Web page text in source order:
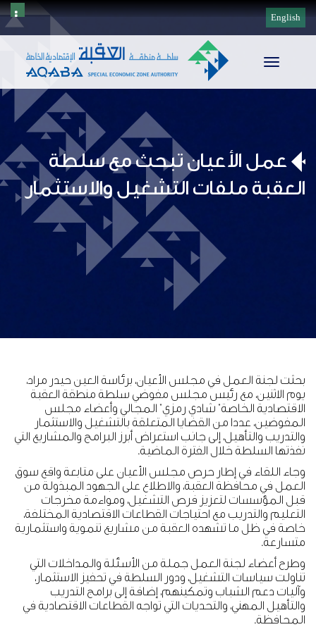
English
Toggle
عمل الأعيان تبحث مع سلطة
العقبة ملفات التشغيل والاستثمار
بحثت لجنة العمل في مجلس الأعيان، برئاسة العين حيدر مراد،
يوم الاثنين، مع رئيس مجلس مفوضي سلطة منطقة العقبة
الاقتصادية الخاصة" شادي رمزي" المجالي وأعضاء مجلس
المفوضين، عددا من القضايا المتعلقة بالتشغيل والاستثمار
والتدريب والتأهيل، إلى جانب استعراض أبرز البرامج والمشاريع التي
نفذتها السلطة خلال الفترة الماضية.
وجاء اللقاء في إطار حرص مجلس الأعيان على متابعة واقع سوق
العمل في محافظة العقبة، والاطلاع على الجهود المبذولة من
قبل المؤسسات لتعزيز فرص التشغيل، ومواءمة مخرجات
التعليم والتدريب مع احتياجات القطاعات الاقتصادية المختلفة،
خاصة في ظل ما تشهده العقبة من مشاريع تنموية واستثمارية
متسارعة.
وطرح أعضاء لجنة العمل جملة من الأسئلة والمداخلات التي
تناولت سياسات التشغيل، ودور السلطة في تحفيز الاستثمار،
وآليات دعم الشباب وتمكينهم، إضافة إلى برامج التدريب
والتأهيل المهني، والتحديات التي تواجه القطاعات الاقتصادية في
المحافظة.